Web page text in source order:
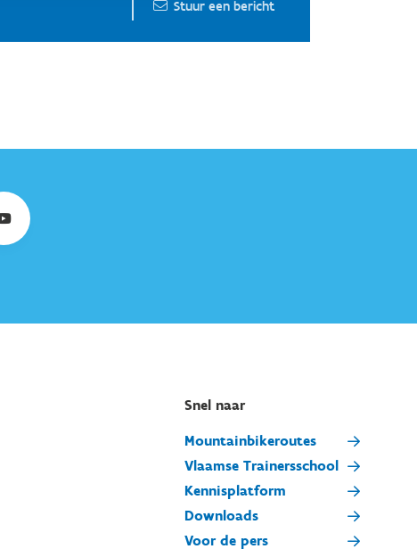
Stuur een bericht
Snel naar
Mountainbikeroutes
Vlaamse Trainersschool
Kennisplatform
Downloads
Voor de pers